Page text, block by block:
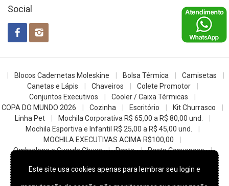
Social
Blocos Cadernetas Moleskine Bolsa Térmica
Camisetas
Canetas e Lápis
Chaveiros
Colete Promotor
Conjuntos Executivos
Cooler / Caixa Térmicas
COPA DO MUNDO 2026
Cozinha Escritório
Kit Churrasco
Linha Pet
Mochila Corporativa R$ 65,00 a R$ 80,00 und.
Mochila Esportiva e Infantil R$ 25,00 a R$ 45,00 und.
MOCHILA EXECUTIVAS ACIMA R$100,00
Ombrelone e Guarda Chuva
Pasta
Pasta Convencao
z- Datas Comemorativas
Este site usa cookies apenas para lembrar seu login e